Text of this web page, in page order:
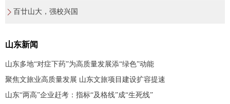
百廿山大，强校兴国
山东新闻
山东多地“对症下药”为高质量发展添“绿色”动能
聚焦文旅业高质量发展 山东文旅项目建设扩容提速
山东“两高”企业赶考：指标“及格线”成“生死线”